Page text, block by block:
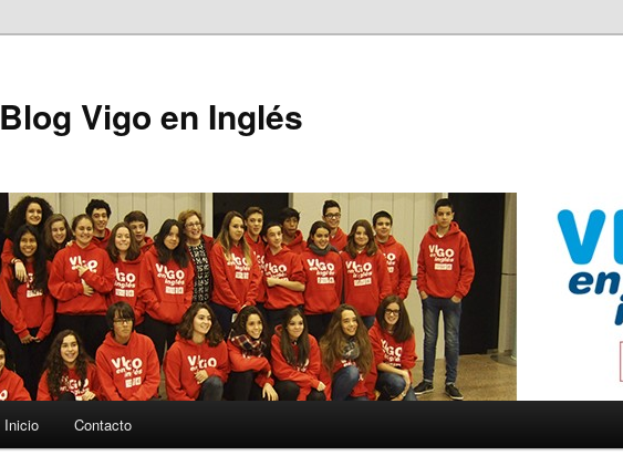
Blog Vigo en Inglés
Ir al contenido principal
Inicio Contacto